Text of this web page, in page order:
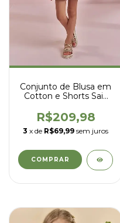
Conjunto de Blusa em
Cotton e Shorts Saia
Kukiê - 97131
R$209,98
3 x de R$69,99 sem juros
COMPRAR